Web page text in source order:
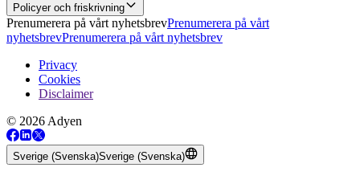
Policyer och friskrivning
Prenumerera på vårt nyhetsbrevPrenumerera på vårt
nyhetsbrevPrenumerera på vårt nyhetsbrev
Privacy
Cookies
Disclaimer
© 2026 Adyen
Sverige (Svenska)Sverige (Svenska)